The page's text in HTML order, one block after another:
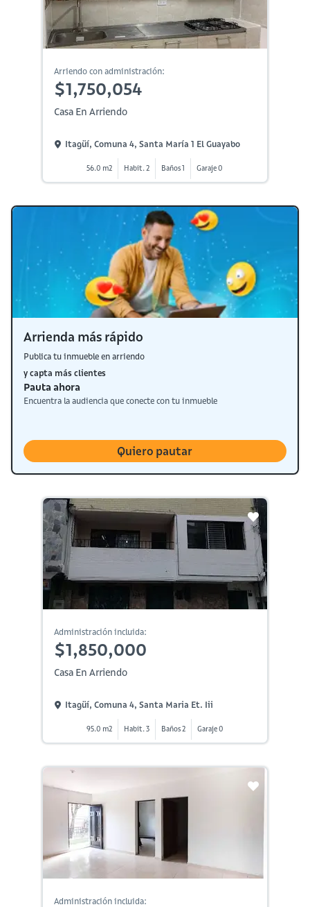
Arriendo con administración:
$1,750,054
Casa En Arriendo
Itagüí, Comuna 4, Santa María 1 El Guayabo
56.0 m2 Habit. 2 Baños 1 Garaje 0
Arrienda más rápido
Publica tu inmueble en arriendo
y capta más clientes
Pauta ahora
Encuentra la audiencia que conecte con tu inmueble
Quiero pautar
Administración incluida:
$1,850,000
Casa En Arriendo
Itagüí, Comuna 4, Santa Maria Et. Iii
95.0 m2 Habit. 3 Baños 2 Garaje 0
Administración incluida: